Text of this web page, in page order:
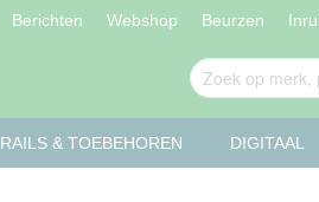
Berichten Webshop Beurzen
RAILS & TOEBEHOREN DIGITAAL